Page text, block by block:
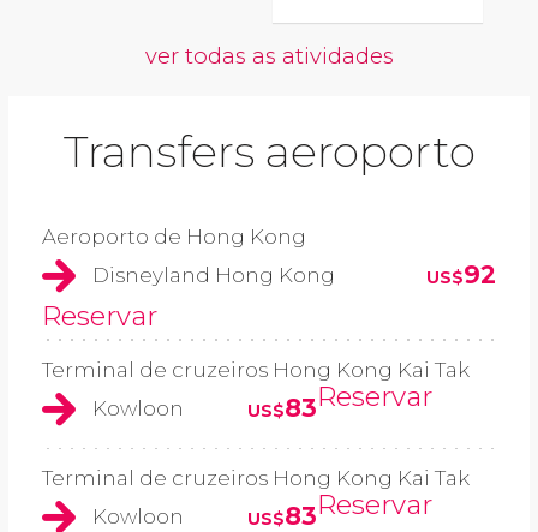
ver todas as atividades
Transfers aeroporto
Aeroporto de Hong Kong
Disneyland Hong Kong
US$92
Reservar
Terminal de cruzeiros Hong Kong Kai Tak
Kowloon
US$83Reservar
Terminal de cruzeiros Hong Kong Kai Tak
Kowloon
US$83Reservar